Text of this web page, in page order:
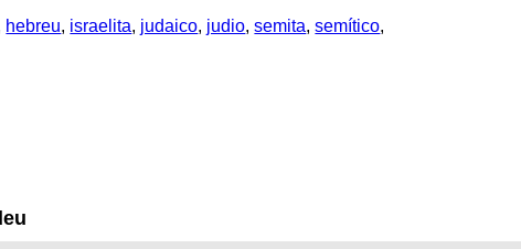
hebreu, israelita, judaico, judio,semita,semítico,